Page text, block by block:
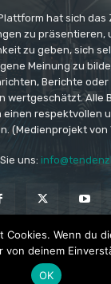
hat sich das
zu präsentieren,
zu geben, sich
Meinung zu
Berichte oder
wertgeschätzt. Alle
einen respektvollen
(Medienprojekt von
uns:
Nachrichten online
Cookies. Wenn du
von deinem
OK